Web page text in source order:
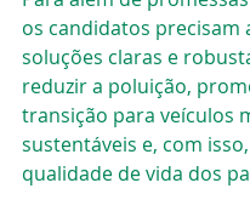
os candidatos precisam
soluções claras e
reduzir a poluição,
transição para veículos
sustentáveis e, com
qualidade de vida dos